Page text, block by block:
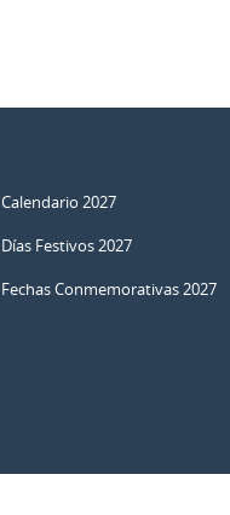
Calendario 2027
Días Festivos 2027
Fechas Conmemorativas 2027